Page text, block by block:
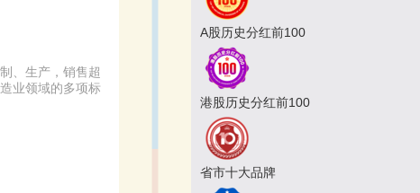
、生产，销售超
业领域的多项标
A股历史分红前100
港股历史分红前100
省市十大品牌